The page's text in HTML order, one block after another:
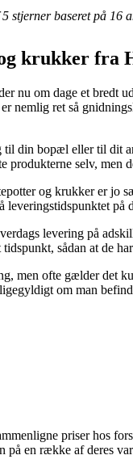
stjerner baseret på 16
krukker fra
nu om dage et bredt
nemlig ret så
din bopæl eller til dit
produkterne selv,
og krukker er jo
på
levering på
sådan at de
men ofte gælder det
om man
priser hos
på en række af deres